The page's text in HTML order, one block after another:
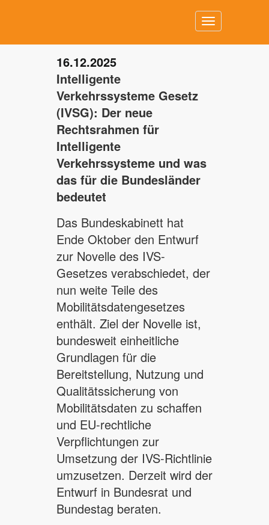
Toggle
navigation
16.12.2025
Intelligente
Verkehrssysteme Gesetz
(IVSG): Der neue
Rechtsrahmen für
Intelligente
Verkehrssysteme und was
das für die Bundesländer
bedeutet
Das Bundeskabinett hat
Ende Oktober den Entwurf
zur Novelle des IVS-
Gesetzes verabschiedet, der
nun weite Teile des
Mobilitätsdatengesetzes
enthält. Ziel der Novelle ist,
bundesweit einheitliche
Grundlagen für die
Bereitstellung, Nutzung und
Qualitätssicherung von
Mobilitätsdaten zu schaffen
und EU-rechtliche
Verpflichtungen zur
Umsetzung der IVS-Richtlinie
umzusetzen. Derzeit wird der
Entwurf in Bundesrat und
Bundestag beraten.